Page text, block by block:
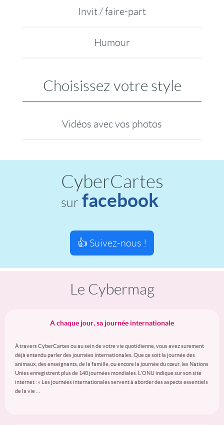
Invit / faire-part
Humour
Choisissez votre style
Vidéos avec vos photos
CyberCartes
sur facebook
👍 Suivez-nous !
Le Cybermag
A chaque jour, sa journée internationale
À travers CyberCartes ou au sein de votre vie quotidienne, vous avez surement
déjà entendu parler des journées internationales. Que ce soit la journée des
animaux, des enseignants, de la famille, ou encore la journée du cœur, les Nations
Unies enregistrent plus de 140 journées mondiales. L’ONU indique sur son site
internet : « Les journées internationales servent à aborder des aspects essentiels
de la vie …